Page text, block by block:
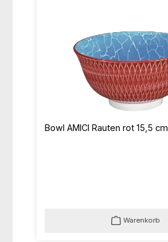
Bowl AMICI Rauten rot 15,5 cm
Warenkorb